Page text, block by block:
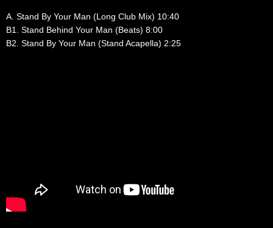
A. Stand By Your Man (Long Club Mix) 10:40
B1. Stand Behind Your Man (Beats) 8:00
B2. Stand By Your Man (Stand Acapella) 2:25